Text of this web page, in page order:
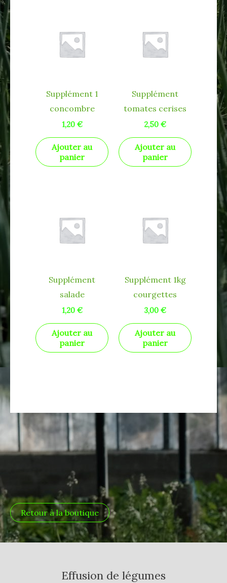
Retour à la boutique
Supplément 1
concombre
1,20 €
Ajouter au
panier
Supplément
tomates cerises
2,50 €
Ajouter au
panier
Supplément
salade
1,20 €
Ajouter au
panier
Supplément 1kg
courgettes
3,00 €
Ajouter au
panier
Effusion de légumes